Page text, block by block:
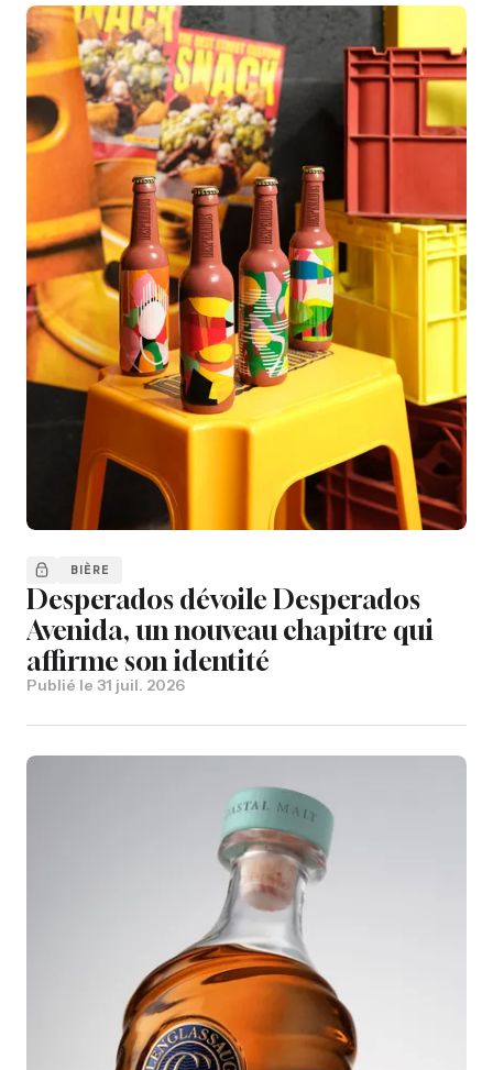
BIÈRE
Desperados dévoile Desperados
Avenida, un nouveau chapitre qui
affirme son identité
Publié le 31 juil. 2026